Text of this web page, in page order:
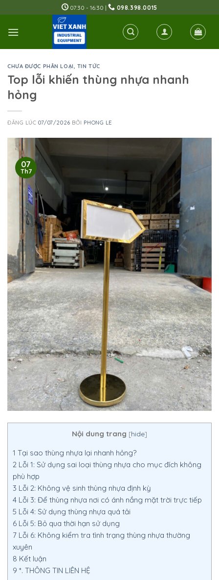
to
content
07:30 - 16:30 | 098.398.0015
CHƯA ĐƯỢC PHÂN LOẠI, TIN TỨC
Top lỗi khiến thùng nhựa nhanh
hỏng
ĐĂNG LÚC07/07/2026 BỞI PHONG LE
07
Th7
Nội dung trang [hide]
1 Tại sao thùng nhựa lại nhanh hỏng?
2 Lỗi 1: Sử dụng sai loại thùng nhựa cho mục đích không
phù hợp
3 Lỗi 2: Không vệ sinh thùng nhựa định kỳ
4 Lỗi 3: Để thùng nhựa nơi có ánh nắng mặt trời trực tiếp
5 Lỗi 4: Sử dụng thùng nhựa quá tải
6 Lỗi 5: Bỏ qua thời hạn sử dụng
7 Lỗi 6: Không kiểm tra tình trạng thùng nhựa thường
xuyên
8 Kết luận
9 *. THÔNG TIN LIÊN HỆ